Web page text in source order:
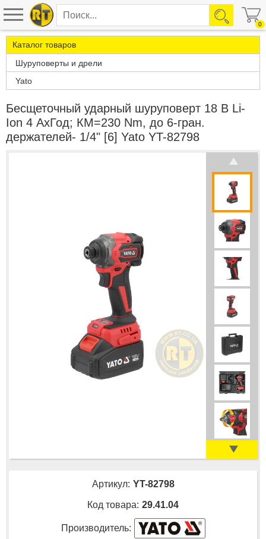
0
Каталог товаров
Шуруповерты и дрели
Yato
Бесщеточный ударный шуруповерт 18 В Li-
Ion 4 АхГод; КМ=230 Nm, до 6-гран.
держателей- 1/4" [6] Yato YT-82798
Артикул: YT-82798
Код товара: 29.41.04
Производитель: